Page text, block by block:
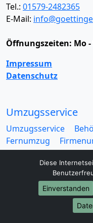
Tel.: 01579-2482365
E-Mail:
Öffnungszeiten: Mo -
Impressum
Datenschutz
Umzugsservice
Umzugsservice
Fernumzug
Mini Umzug
Seniorenumzug
Entrümpelung
Möbelmitfahrzentrale
Diese
Einverstanden